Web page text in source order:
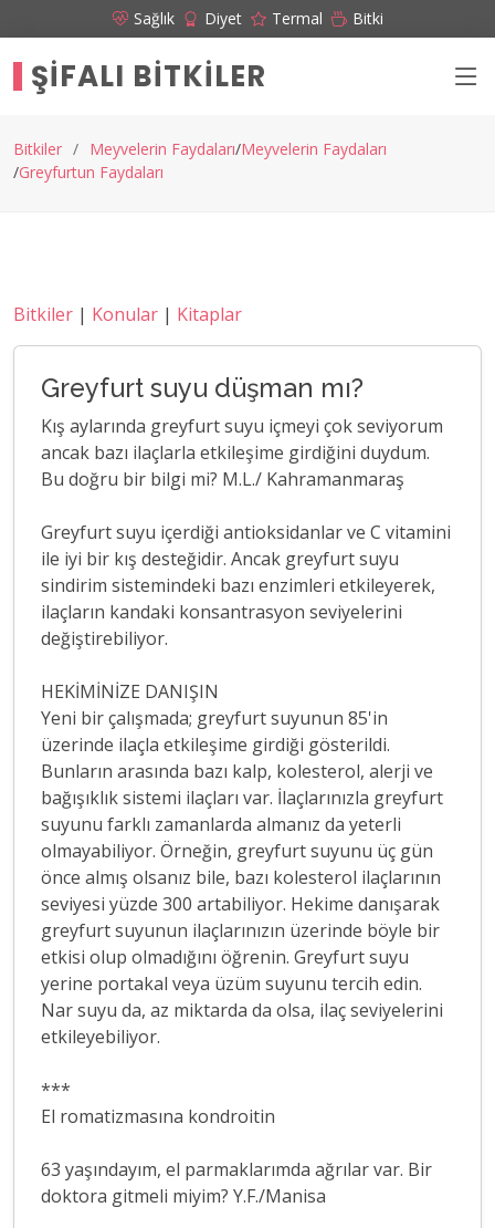
Sağlık Diyet Termal Bitki
ŞIFALI BITKILER
Bitkiler Meyvelerin Faydaları Meyvelerin Faydaları
Greyfurtun Faydaları
Bitkiler | Konular | Kitaplar
Greyfurt suyu düşman mı?
Kış aylarında greyfurt suyu içmeyi çok seviyorum
ancak bazı ilaçlarla etkileşime girdiğini duydum.
Bu doğru bir bilgi mi? M.L./ Kahramanmaraş
Greyfurt suyu içerdiği antioksidanlar ve C vitamini
ile iyi bir kış desteğidir. Ancak greyfurt suyu
sindirim sistemindeki bazı enzimleri etkileyerek,
ilaçların kandaki konsantrasyon seviyelerini
değiştirebiliyor.
HEKİMİNİZE DANIŞIN
Yeni bir çalışmada; greyfurt suyunun 85'in
üzerinde ilaçla etkileşime girdiği gösterildi.
Bunların arasında bazı kalp, kolesterol, alerji ve
bağışıklık sistemi ilaçları var. İlaçlarınızla greyfurt
suyunu farklı zamanlarda almanız da yeterli
olmayabiliyor. Örneğin, greyfurt suyunu üç gün
önce almış olsanız bile, bazı kolesterol ilaçlarının
seviyesi yüzde 300 artabiliyor. Hekime danışarak
greyfurt suyunun ilaçlarınızın üzerinde böyle bir
etkisi olup olmadığını öğrenin. Greyfurt suyu
yerine portakal veya üzüm suyunu tercih edin.
Nar suyu da, az miktarda da olsa, ilaç seviyelerini
etkileyebiliyor.
***
El romatizmasına kondroitin
63 yaşındayım, el parmaklarımda ağrılar var. Bir
doktora gitmeli miyim? Y.F./Manisa